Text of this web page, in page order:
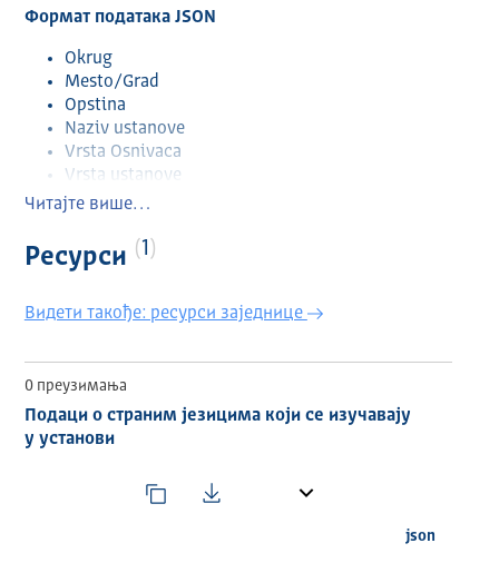
Формат података JSON
Okrug
Mesto/Grad
Opstina
Naziv ustanove
Vrsta Osnivaca
Vrsta ustanove
Skolska godina
Predmet
Podnivo predmeta
Читајте више…
Ресурси 1
Видети такође: ресурси заједнице
0 преузимања
Подаци о страним језицима који се изучавају
у установи
json